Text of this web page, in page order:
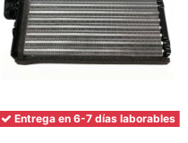
Entrega en 6-7 días laborables